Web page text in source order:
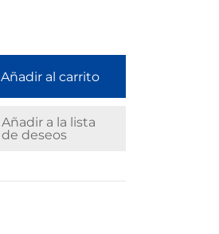
Añadir al carrito
Añadir a la lista
de deseos